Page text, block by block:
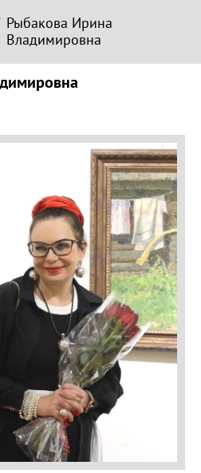
Рыбакова Ирина
Владимировна
зарубежное
искусство
Локация
Левитана
Заречье
Набережная
Торговая
площадь
Верхний
Плёс
Волга и
левый берег
Время
года на
картине